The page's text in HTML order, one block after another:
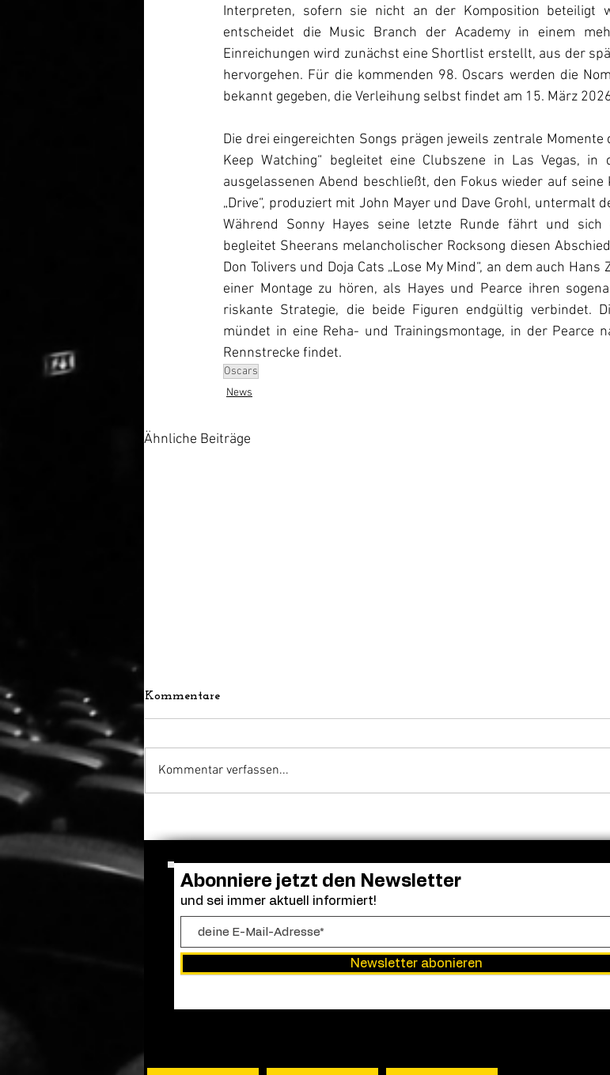
Interpreten, sofern sie nicht an der Komposition beteiligt
entscheidet die Music Branch der Academy in einem
Einreichungen wird zunächst eine Shortlist erstellt, aus der
hervorgehen. Für die kommenden 98. Oscars werden die
bekannt gegeben, die Verleihung selbst findet am 15. März
Die drei eingereichten Songs prägen jeweils zentrale Momente
Keep Watching“ begleitet eine Clubszene in Las Vegas, in
ausgelassenen Abend beschließt, den Fokus wieder auf
„Drive“, produziert mit John Mayer und Dave Grohl, untermalt
Während Sonny Hayes seine letzte Runde fährt und sich
begleitet Sheerans melancholischer Rocksong diesen
Don Tolivers und Doja Cats „Lose My Mind“, an dem auch
einer Montage zu hören, als Hayes und Pearce ihren
riskante Strategie, die beide Figuren endgültig verbindet.
mündet in eine Reha- und Trainingsmontage, in der Pearce
Rennstrecke findet.
Oscars
News
Ähnliche Beiträge
Guadagnino mit dem Cartier
Award
die alte Clique: Dreharbeiten
Kommentare
Kommentar verfassen...
Abonniere jetzt den Newsletter
und sei immer aktuell informiert!
Newsletter abonieren